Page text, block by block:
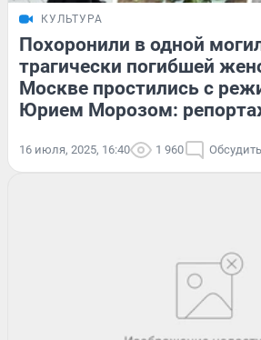
КУЛЬТУРА
Похоронили в одной
трагически погибшей
Москве простились с
Юрием Морозом:
16 июля, 2025, 16:40 1 960 Обсудить